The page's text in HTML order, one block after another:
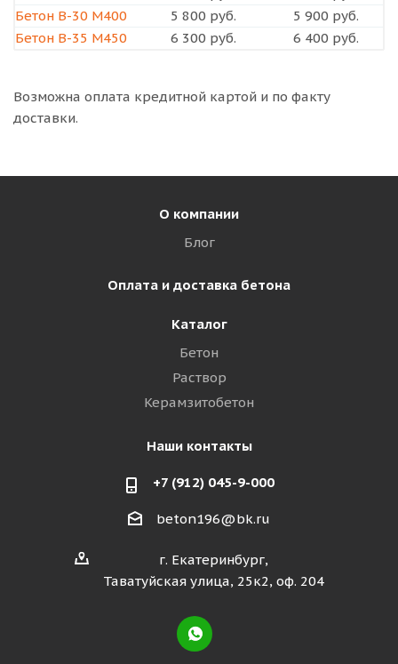
Бетон B-30 М400
5 800 руб.
5 900 руб.
Бетон В-35 М450
6 300 руб. 6 400 руб.
Возможна оплата кредитной картой и по факту
доставки.
О компании
Блог
Оплата и доставка бетона
Каталог
Бетон
Раствор
Керамзитобетон
Наши контакты
+7 (912) 045-9-000
beton196@bk.ru
г. Екатеринбург,
Таватуйская улица, 25к2, оф. 204